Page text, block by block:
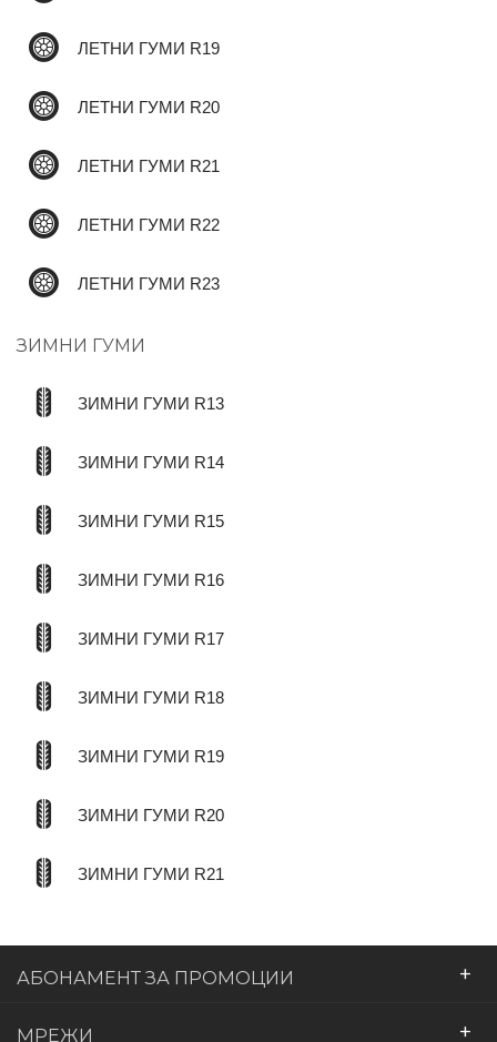
ЛЕТНИ ГУМИ R19
ЛЕТНИ ГУМИ R20
ЛЕТНИ ГУМИ R21
ЛЕТНИ ГУМИ R22
ЛЕТНИ ГУМИ R23
ЗИМНИ ГУМИ
ЗИМНИ ГУМИ R13
ЗИМНИ ГУМИ R14
ЗИМНИ ГУМИ R15
ЗИМНИ ГУМИ R16
ЗИМНИ ГУМИ R17
ЗИМНИ ГУМИ R18
ЗИМНИ ГУМИ R19
ЗИМНИ ГУМИ R20
ЗИМНИ ГУМИ R21
АБОНАМЕНТ ЗА ПРОМОЦИИ +
МРЕЖИ +